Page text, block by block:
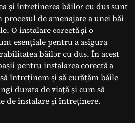
și întreținerea băilor cu dus sunt
procesul de amenajare a unei băi
O instalare corectă și o
esențiale pentru a asigura
băilor cu dus. În acest
pentru instalarea corectă a
întreținem și să curățăm băile
durata de viață și cum să
de instalare și întreținere.